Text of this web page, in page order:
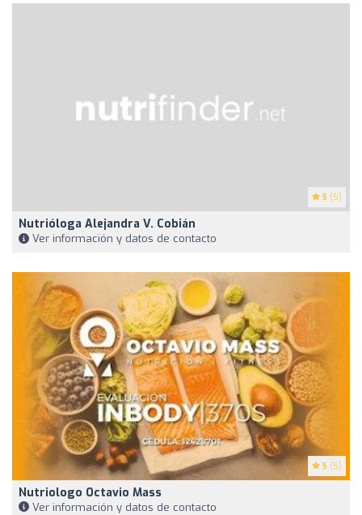
5 (5)
Nutrióloga Alejandra V. Cobián
Ver información y datos de contacto
5 (5)
Nutriologo Octavio Mass
Ver información y datos de contacto